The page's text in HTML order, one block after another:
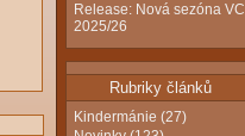
Release: Nová sezóna VC
2025/26
Rubriky článků
Kindermánie (27)